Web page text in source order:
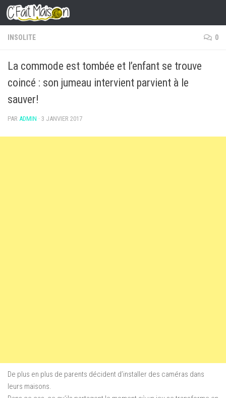
Skip to content
INSOLITE 0
La commode est tombée et l’enfant se trouve
coincé : son jumeau intervient parvient à le
sauver!
PAR ADMIN · 3 JANVIER 2017
De plus en plus de parents décident d’installer des caméras dans
leurs maisons.